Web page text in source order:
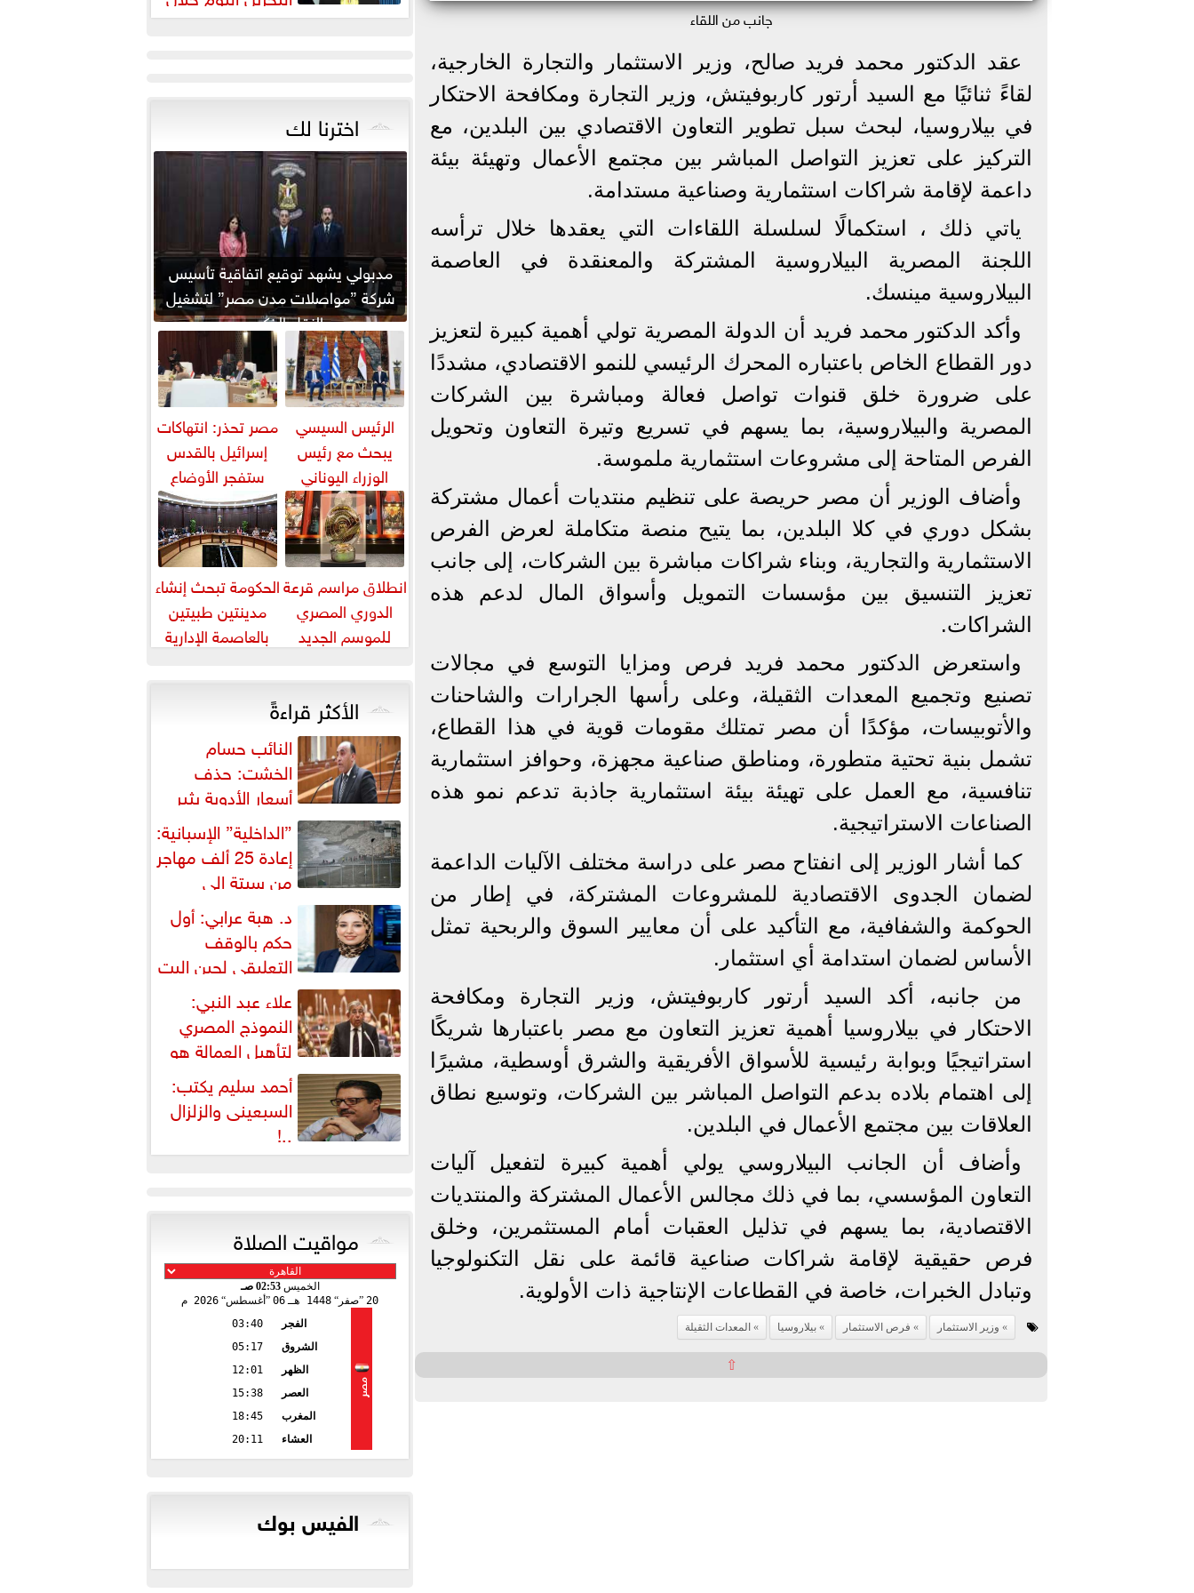
جانب من اللقاء
عقد الدكتور محمد فريد صالح، وزير الاستثمار والتجارة الخارجية،
لقاءً ثنائيًا مع السيد أرتور كاربوفيتش، وزير التجارة ومكافحة الاحتكار
في بيلاروسيا، لبحث سبل تطوير التعاون الاقتصادي بين البلدين، مع
التركيز على تعزيز التواصل المباشر بين مجتمع الأعمال وتهيئة بيئة
داعمة لإقامة شراكات استثمارية وصناعية مستدامة.
ياتي ذلك ، استكمالًا لسلسلة اللقاءات التي يعقدها خلال ترأسه
اللجنة المصرية البيلاروسية المشتركة والمعنقدة في العاصمة
البيلاروسية مينسك.
وأكد الدكتور محمد فريد أن الدولة المصرية تولي أهمية كبيرة لتعزيز
دور القطاع الخاص باعتباره المحرك الرئيسي للنمو الاقتصادي، مشددًا
على ضرورة خلق قنوات تواصل فعالة ومباشرة بين الشركات
المصرية والبيلاروسية، بما يسهم في تسريع وتيرة التعاون وتحويل
الفرص المتاحة إلى مشروعات استثمارية ملموسة.
وأضاف الوزير أن مصر حريصة على تنظيم منتديات أعمال مشتركة
بشكل دوري في كلا البلدين، بما يتيح منصة متكاملة لعرض الفرص
الاستثمارية والتجارية، وبناء شراكات مباشرة بين الشركات، إلى جانب
تعزيز التنسيق بين مؤسسات التمويل وأسواق المال لدعم هذه
الشراكات.
واستعرض الدكتور محمد فريد فرص ومزايا التوسع في مجالات
تصنيع وتجميع المعدات الثقيلة، وعلى رأسها الجرارات والشاحنات
والأتوبيسات، مؤكدًا أن مصر تمتلك مقومات قوية في هذا القطاع،
تشمل بنية تحتية متطورة، ومناطق صناعية مجهزة، وحوافز استثمارية
تنافسية، مع العمل على تهيئة بيئة استثمارية جاذبة تدعم نمو هذه
الصناعات الاستراتيجية.
كما أشار الوزير إلى انفتاح مصر على دراسة مختلف الآليات الداعمة
لضمان الجدوى الاقتصادية للمشروعات المشتركة، في إطار من
الحوكمة والشفافية، مع التأكيد على أن معايير السوق والربحية تمثل
الأساس لضمان استدامة أي استثمار.
من جانبه، أكد السيد أرتور كاربوفيتش، وزير التجارة ومكافحة
الاحتكار في بيلاروسيا أهمية تعزيز التعاون مع مصر باعتبارها شريكًا
استراتيجيًا وبوابة رئيسية للأسواق الأفريقية والشرق أوسطية، مشيرًا
إلى اهتمام بلاده بدعم التواصل المباشر بين الشركات، وتوسيع نطاق
العلاقات بين مجتمع الأعمال في البلدين.
وأضاف أن الجانب البيلاروسي يولي أهمية كبيرة لتفعيل آليات
التعاون المؤسسي، بما في ذلك مجالس الأعمال المشتركة والمنتديات
الاقتصادية، بما يسهم في تذليل العقبات أمام المستثمرين، وخلق
فرص حقيقية لإقامة شراكات صناعية قائمة على نقل التكنولوجيا
وتبادل الخبرات، خاصة في القطاعات الإنتاجية ذات الأولوية.
وزير الاستثمار فرص الاستثمار بيلاروسيا المعدات الثقيلة
⇧
زيارته لمصر
اخترنا لك
مدبولي يشهد توقيع اتفاقية تأسيس
شركة ”مواصلات مدن مصر” لتشغيل
النقل الذكي...
الرئيس السيسي
يبحث مع رئيس
الوزراء اليوناني
التعاون الثنائي في
مجال الطاقة...
مصر تحذر: انتهاكات
إسرائيل بالقدس
ستفجر الأوضاع
بالمنطقة
انطلاق مراسم قرعة
الدوري المصري
للموسم الجديد
الحكومة تبحث إنشاء
مدينتين طبيتين
بالعاصمة الإدارية
5 مليارات دورلا٨
الأكثر قراءةً
النائب حسام
الخشت: حذف
أسعار الأدوية يثير
إشكالية دستورية ويهدد حق
المواطن...
”الداخلية” الإسبانية:
إعادة 25 ألف مهاجر
من سبتة إلى
المغرب... وارتفاع حصيلة...
د. هبة عرابي: أول
حكم بالوقف
التعليقي لحين البت
في الطعن على... علاء عبد النبي:
النموذج المصري
لتأهيل العمالة هو
البديل العملي والأمثل لأزمات...
أحمد سليم يكتب:
السبعينى والزلزال
..!
مواقيت الصلاة
الخميس02:53 صـ
20 صفر 1448 هـ 06 أغسطس 2026 م
مصر
الفجر
03:40
الشروق
05:17
الظهر
12:01
العصر
15:38
المغرب
18:45
العشاء
20:11
الفيس بوك